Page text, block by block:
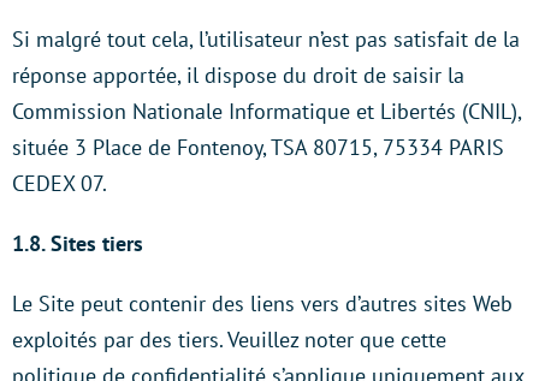
Si malgré tout cela, l’utilisateur n’est pas satisfait de la
réponse apportée, il dispose du droit de saisir la
Commission Nationale Informatique et Libertés (CNIL),
située 3 Place de Fontenoy, TSA 80715, 75334 PARIS
CEDEX 07.
1.8. Sites tiers
Le Site peut contenir des liens vers d’autres sites Web
exploités par des tiers. Veuillez noter que cette